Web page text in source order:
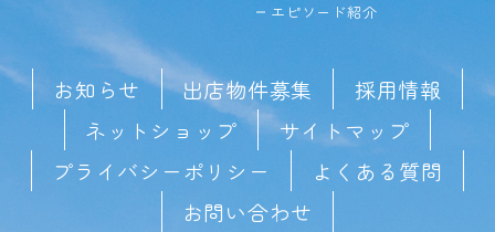
エピソード紹介
お知らせ 出店物件募集
採用情報
ネットショップ
サイトマップ
プライバシーポリシー
よくある質問
お問い合わせ